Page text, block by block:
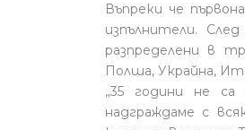
Въпреки че
изпълнители.
разпределени в
Полша, Украйна,
„35 години не
надграждаме с